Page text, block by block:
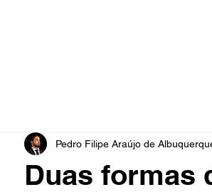
Duas formas
Pedro Filipe Araújo de